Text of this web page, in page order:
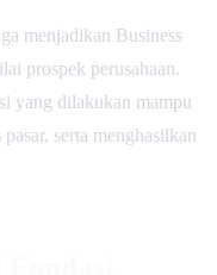
menjadikan Business
prospek perusahaan.
yang dilakukan mampu
serta menghasilkan